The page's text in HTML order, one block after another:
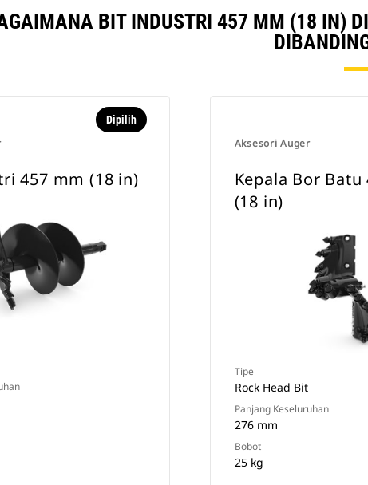
BIT INDUSTRI 457 MM (18 IN)
Dipilih
457 mm (18 in)
Aksesori Auger
Kepala Bor Batu
(18 in)
Tipe
Rock Head Bit
Panjang Keseluruhan
276 mm
Bobot
25 kg